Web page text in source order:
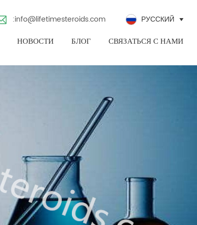
:info@lifetimesteroids.com РУССКИЙ
НОВОСТИ БЛОГ СВЯЗАТЬСЯ С НАМИ